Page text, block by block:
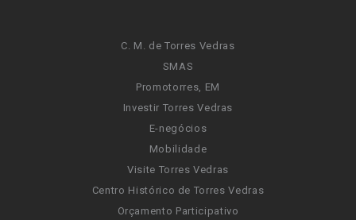
C. M. de Torres Vedras
SMAS
Promotorres, EM
Investir Torres Vedras
E-negócios
Mobilidade
Visite Torres Vedras
Centro Histórico de Torres Vedras
Orçamento Participativo